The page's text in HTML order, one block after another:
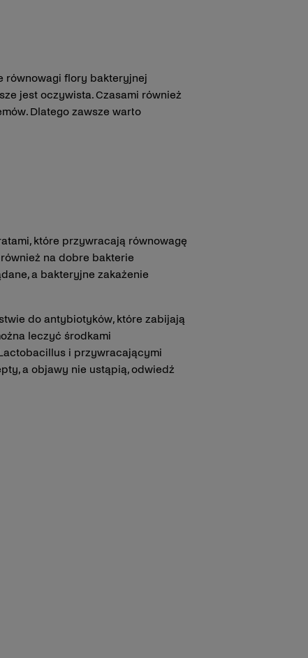
równowagi flory bakteryjnej
jest oczywista. Czasami również
Dlatego zawsze warto
które przywracają równowagę
na dobre bakterie
a bakteryjne zakażenie
do antybiotyków, które zabijają
leczyć środkami
i przywracającymi
a objawy nie ustąpią, odwiedź